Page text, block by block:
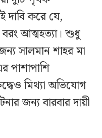
দাবি করে যে,
আত্মহত্যা। শুধু
সালমান শাহর মা
পাশাপাশি
মিথ্যা অভিযোগ
জন্য বারবার দায়ী